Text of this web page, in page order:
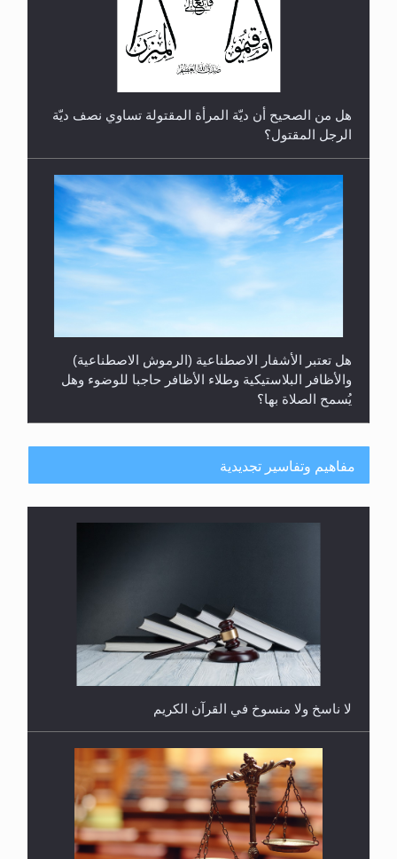
رأيٌ في لغة المسيح الموعود عليه السلام.. 4...
هل من الصحيح أن ديّة المرأة المقتولة تساوي نصف ديّة
الرجل المقتول؟
هل تعتبر الأشفار الاصطناعية (الرموش الاصطناعية)
والأظافر البلاستيكية وطلاء الأظافر حاجبا للوضوء وهل
يُسمح الصلاة بها؟
هل يُحسب حول الزكاة وفق السنة الميلادية أو الهجرية؟
هل يجوز فتح مشروع كوافير نسائي للمحجبات وغير
مفاهيم وتفاسير تجديدية
لا ناسخ ولا منسوخ في القرآن الكريم